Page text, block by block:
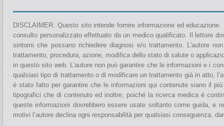
DISCLAIMER: Questo sito intende fornire informazione ed
consulto personalizzato effettuato da un medico qualificato. Il lettore
sintomi che possano richiedere diagnosi e/o trattamento. L'autore
trattamento, procedura, azione, modifica dello stato di salute o
in questo sito web. L’autore non può garantire che le informazioni e i
qualsiasi tipo di trattamento o di modificare un trattamento già in atto,
è stato fatto per garantire che le informazioni qui contenute siano il
tipografici che di contenuto ed inoltre, poiché la ricerca medica è
queste informazioni dovrebbero essere usate soltanto come guida,
motivi l’autore declina ogni responsabilità per qualsiasi conseguenza,